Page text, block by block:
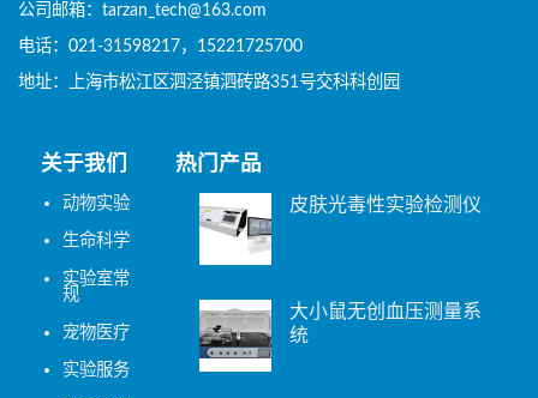
公司邮箱：tarzan_tech@163.com
电话：021-31598217，15221725700
地址：上海市松江区泗泾镇泗砖路351号交科科创园
关于我们
动物实验
生命科学
实验室常
规
宠物医疗
实验服务
热门产品
皮肤光毒性实验检测仪
大小鼠无创血压测量系
统